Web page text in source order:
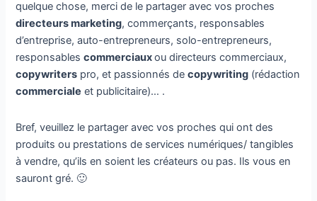
quelque chose, merci de le partager avec vos proches
directeurs marketing, commerçants, responsables
d’entreprise, auto-entrepreneurs, solo-entrepreneurs,
responsablescommerciauxou directeurs commerciaux,
copywriters pro, et passionnés decopywriting (rédaction
commerciale et publicitaire)… .
Bref, veuillez le partager avec vos proches qui ont des
produits ou prestations de services numériques/ tangibles
à vendre, qu’ils en soient les créateurs ou pas. Ils vous en
sauront gré. 🙂